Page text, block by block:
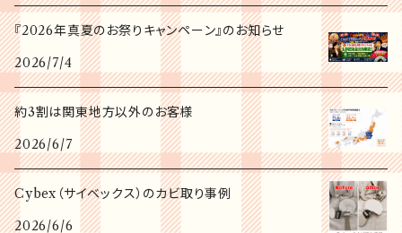
ベビーシート
ベビーカー
海外ブランドベビーカー
二人乗りベビーカー
ハイ&ローチェア
『2026年真夏のお祭りキャンペーン』のお知らせ
2026/7/4
約3割は関東地方以外のお客様
2026/6/7
Cybex（サイベックス）のカビ取り事例
2026/6/6